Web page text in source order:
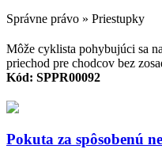
Správne právo » Priestupky
Môže cyklista pohybujúci sa
priechod pre chodcov bez
Kód: SPPR00092
Pokuta za spôsobenú